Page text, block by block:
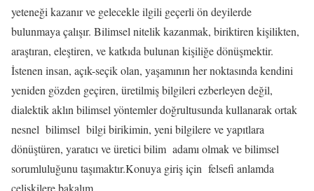
yeteneği kazanır ve gelecekle ilgili geçerli ön deyilerde
bulunmaya çalışır. Bilimsel nitelik kazanmak, biriktiren kişilikten,
araştıran, eleştiren, ve katkıda bulunan kişiliğe dönüşmektir.
İstenen insan, açık-seçik olan, yaşamının her noktasında kendini
yeniden gözden geçiren, üretilmiş bilgileri ezberleyen değil,
dialektik aklın bilimsel yöntemler doğrultusunda kullanarak ortak
nesnel bilimsel bilgi birikimin, yeni bilgilere ve yapıtlara
dönüştüren, yaratıcı ve üretici bilim adamı olmak ve bilimsel
sorumluluğunu taşımaktır.Konuya giriş için felsefi anlamda
çelişkilere bakalım.